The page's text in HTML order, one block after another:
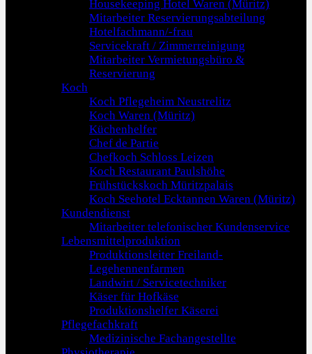
Housekeeping Hotel Waren (Müritz)
Mitarbeiter Reservierungsabteilung
Hotelfachmann/-frau
Servicekraft / Zimmerreinigung
Mitarbeiter Vermietungsbüro &
Reservierung
Koch
Koch Pflegeheim Neustrelitz
Koch Waren (Müritz)
Küchenhelfer
Chef de Partie
Chefkoch Schloss Leizen
Koch Restaurant Paulshöhe
Frühstückskoch Müritzpalais
Koch Seehotel Ecktannen Waren (Müritz)
Kundendienst
Mitarbeiter telefonischer Kundenservice
Lebensmittelproduktion
Produktionsleiter Freiland-
Legehennenfarmen
Landwirt / Servicetechniker
Käser für Hofkäse
Produktionshelfer Käserei
Pflegefachkraft
Medizinische Fachangestellte